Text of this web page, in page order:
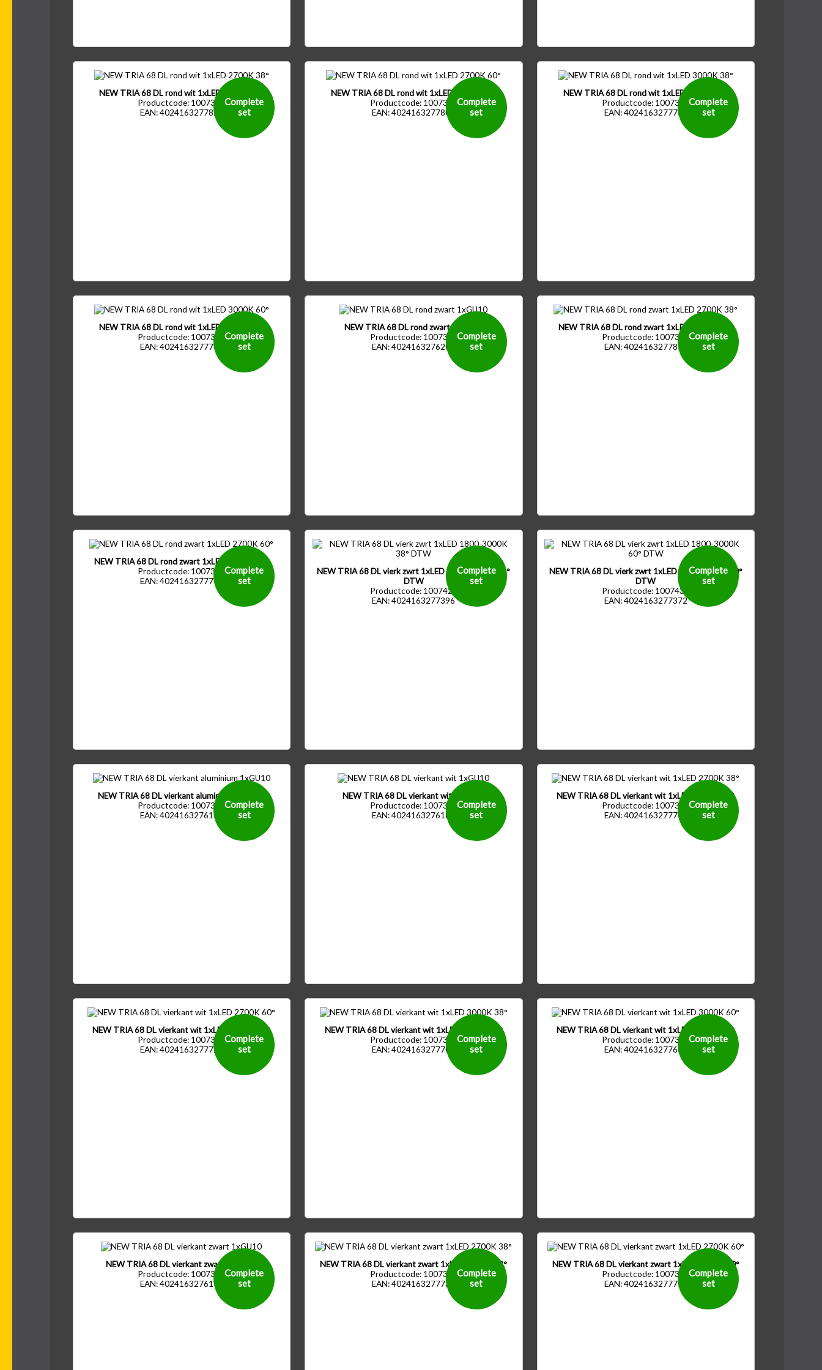
NEW TRIA 68 DL rond wit 1xLED 2700K 38°
Productcode: 1007385
EAN: 4024163277822
Complete
set
NEW TRIA 68 DL rond wit 1xLED 2700K 60°
Productcode: 1007387
EAN: 4024163277808
Complete
set
NEW TRIA 68 DL rond wit 1xLED 3000K 38°
Productcode: 1007389
EAN: 4024163277785
Complete
set
NEW TRIA 68 DL rond wit 1xLED 3000K 60°
Productcode: 1007391
EAN: 4024163277761
Complete
set
NEW TRIA 68 DL rond zwart 1xGU10
Productcode: 1007369
EAN: 4024163276207
Complete
set
NEW TRIA 68 DL rond zwart 1xLED 2700K 38°
Productcode: 1007386
EAN: 4024163277815
Complete
set
NEW TRIA 68 DL rond zwart 1xLED 2700K 60°
Productcode: 1007388
EAN: 4024163277792
Complete
set
NEW TRIA 68 DL vierk zwrt 1xLED 1800-3000K 38°
DTW
Productcode: 1007428
EAN: 4024163277396
Complete
set
NEW TRIA 68 DL vierk zwrt 1xLED 1800-3000K 60°
DTW
Productcode: 1007430
EAN: 4024163277372
Complete
set
NEW TRIA 68 DL vierkant aluminium 1xGU10
Productcode: 1007373
EAN: 4024163276160
Complete
set
NEW TRIA 68 DL vierkant wit 1xGU10
Productcode: 1007371
EAN: 4024163276184
Complete
set
NEW TRIA 68 DL vierkant wit 1xLED 2700K 38°
Productcode: 1007393
EAN: 4024163277747
Complete
set
NEW TRIA 68 DL vierkant wit 1xLED 2700K 60°
Productcode: 1007395
EAN: 4024163277723
Complete
set
NEW TRIA 68 DL vierkant wit 1xLED 3000K 38°
Productcode: 1007397
EAN: 4024163277709
Complete
set
NEW TRIA 68 DL vierkant wit 1xLED 3000K 60°
Productcode: 1007399
EAN: 4024163277686
Complete
set
NEW TRIA 68 DL vierkant zwart 1xGU10
Productcode: 1007372
EAN: 4024163276177
Complete
set
NEW TRIA 68 DL vierkant zwart 1xLED 2700K 38°
Productcode: 1007394
EAN: 4024163277730
Complete
set
NEW TRIA 68 DL vierkant zwart 1xLED 2700K 60°
Productcode: 1007396
EAN: 4024163277716
Complete
set